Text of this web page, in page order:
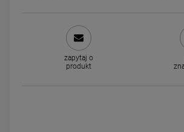
DO KOSZYKA
zapytaj o
produkt